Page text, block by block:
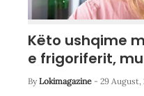
Këto ushqime
e frigoriferit,
By Lokimagazine - 29 August,